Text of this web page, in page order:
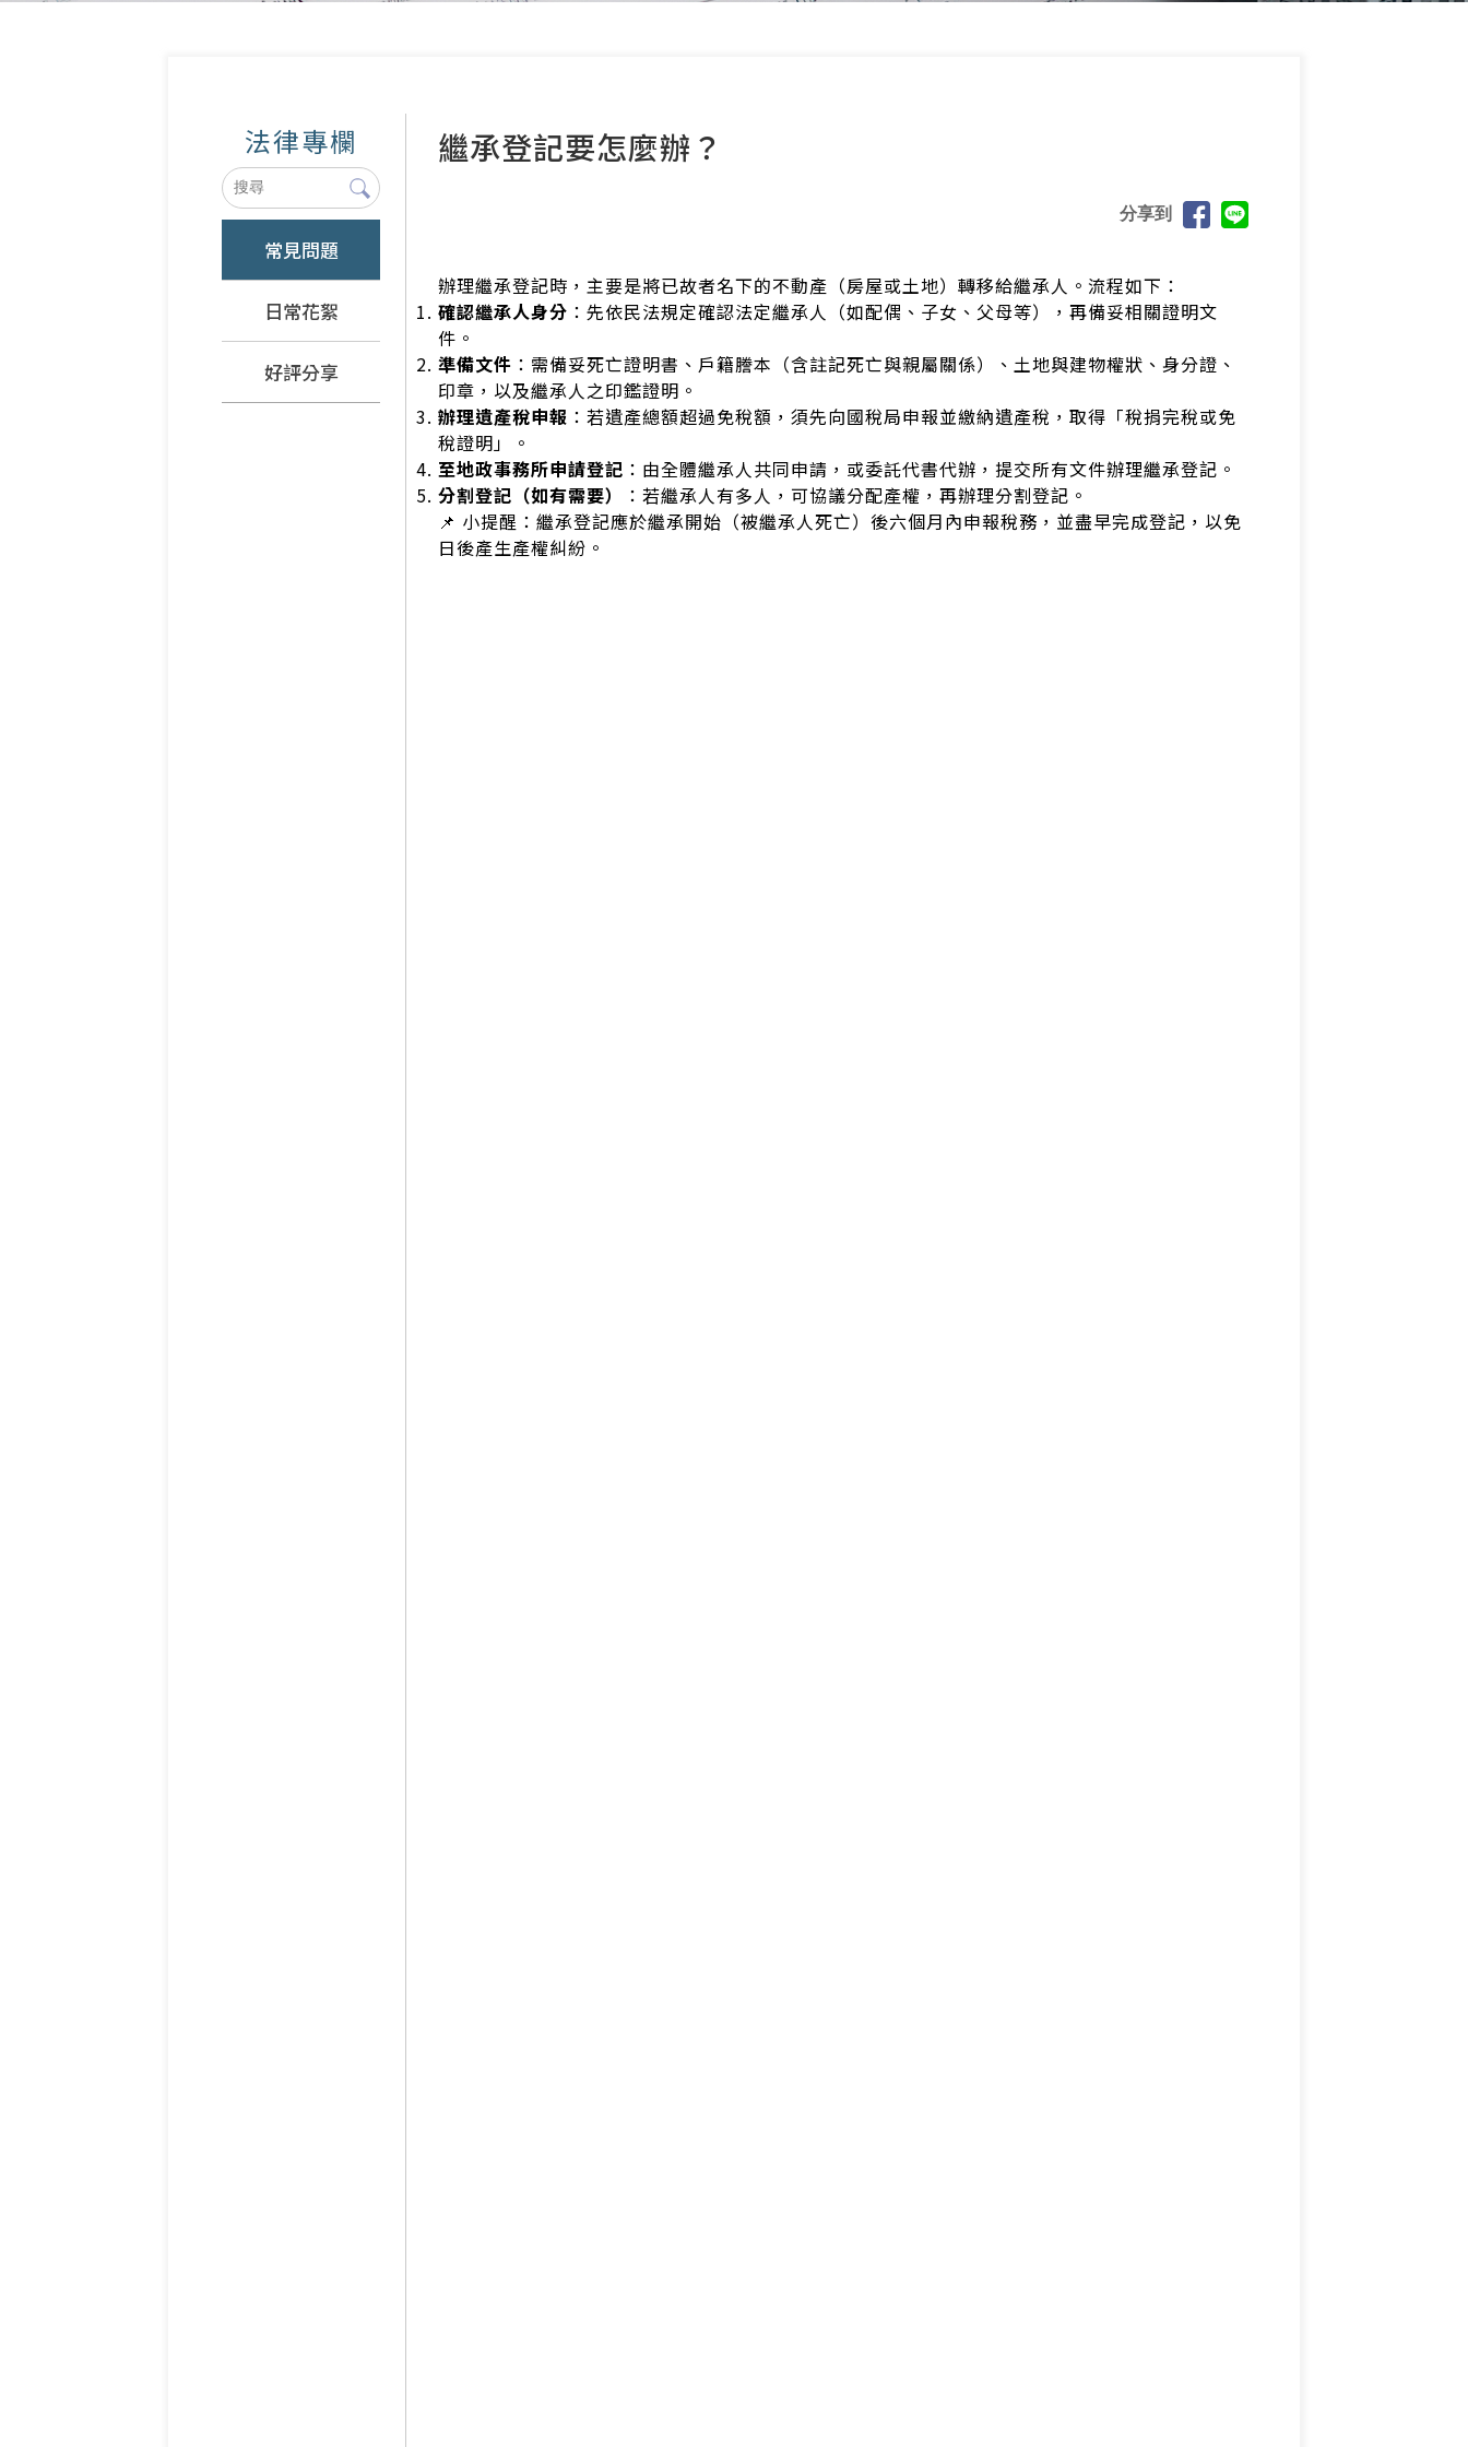
法律專欄
常見問題
日常花絮
好評分享
繼承登記要怎麼辦？
分享到
辦理繼承登記時，主要是將已故者名下的不動產（房屋或土地）轉移給繼承人。流程如下：
確認繼承人身分 ：先依民法規定確認法定繼承人（如配偶、子女、父母等），再備妥相關證明文
件。
準備文件 ：需備妥死亡證明書、戶籍謄本（含註記死亡與親屬關係）、土地與建物權狀、身分證、
印章，以及繼承人之印鑑證明。
辦理遺產稅申報 ：若遺產總額超過免稅額，須先向國稅局申報並繳納遺產稅，取得「稅捐完稅或免
稅證明」。
至地政事務所申請登記 ：由全體繼承人共同申請，或委託代書代辦，提交所有文件辦理繼承登記。
分割登記（如有需要）
：若繼承人有多人，可協議分配產權，再辦理分割登記。
📌 小提醒：繼承登記應於繼承開始（被繼承人死亡）後六個月內申報稅務，並盡早完成登記，以免
日後產生產權糾紛。